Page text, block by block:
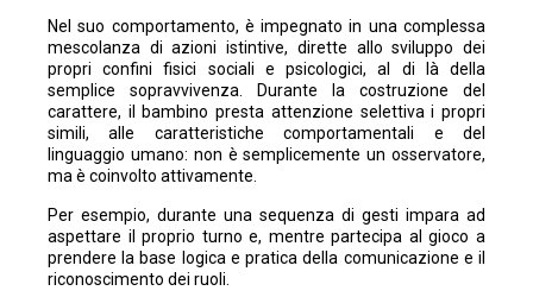
Nel suo comportamento, è impegnato in una complessa
mescolanza di azioni istintive, dirette allo sviluppo dei
propri confini fisici sociali e psicologici, al di là della
semplice sopravvivenza. Durante la costruzione del
carattere, il bambino presta attenzione selettiva i propri
simili, alle caratteristiche comportamentali e del
linguaggio umano: non è semplicemente un osservatore,
ma è coinvolto attivamente.
Per esempio, durante una sequenza di gesti impara ad
aspettare il proprio turno e, mentre partecipa al gioco a
prendere la base logica e pratica della comunicazione e il
riconoscimento dei ruoli.